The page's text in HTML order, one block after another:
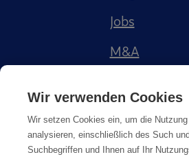
Jobs
M&A
Wir verwenden Cookies
Wir setzen Cookies ein, um die
analysieren, einschließlich des Such
Suchbegriffen und Ihnen auf Ihr